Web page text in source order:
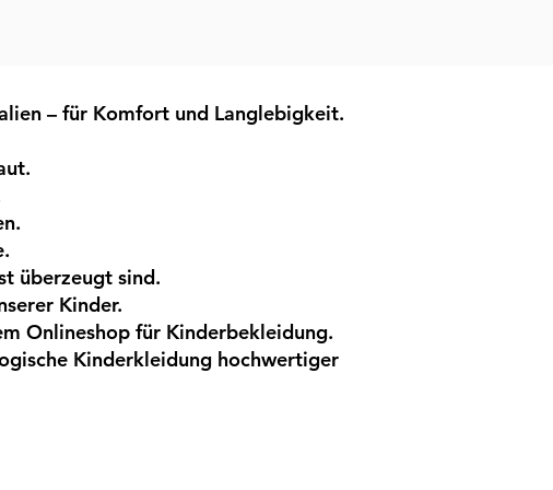
– für Komfort und Langlebigkeit.
überzeugt sind.
Kinder.
Onlineshop für Kinderbekleidung.
Kinderkleidung hochwertiger